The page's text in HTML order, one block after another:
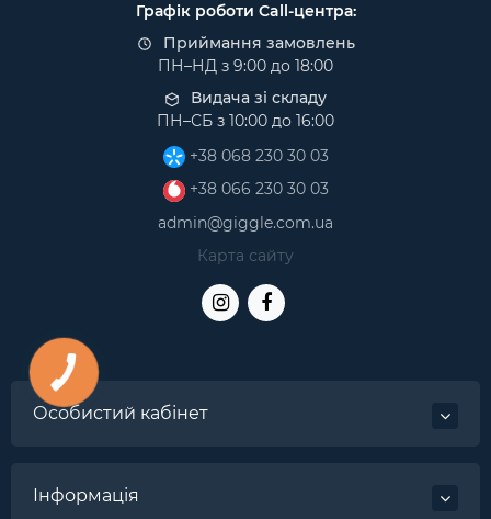
Графік роботи Call-центра:
Приймання замовлень
ПН–НД з 9:00 до 18:00
Видача зі складу
ПН–СБ з 10:00 до 16:00
+38 068 230 30 03
+38 066 230 30 03
admin@giggle.com.ua
Карта сайту
Особистий кабінет
Інформація